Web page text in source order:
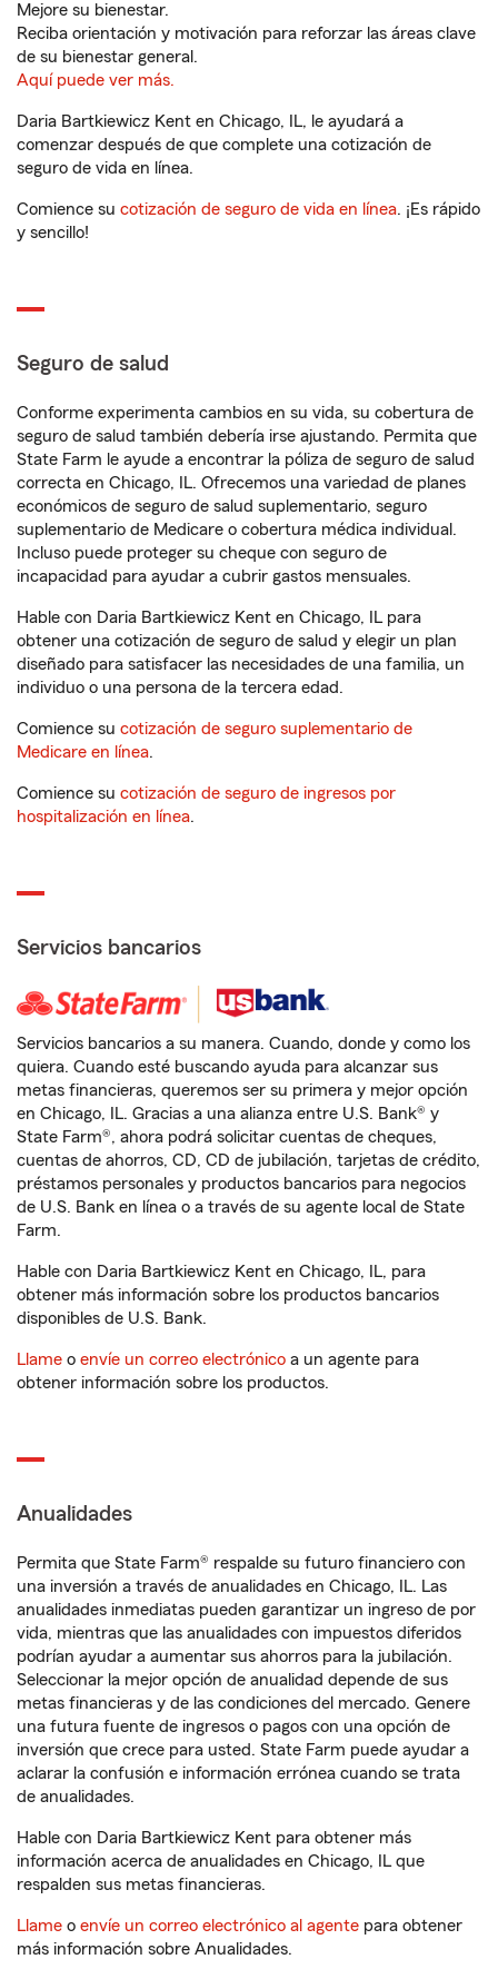
Mejore su bienestar.
Reciba orientación y motivación para reforzar las áreas clave
de su bienestar general.
Aquí puede ver más.
Daria Bartkiewicz Kent en Chicago, IL, le ayudará a
comenzar después de que complete una cotización de
seguro de vida en línea.
Comience su cotización de seguro de vida en línea. ¡Es rápido
y sencillo!
Seguro de salud
Conforme experimenta cambios en su vida, su cobertura de
seguro de salud también debería irse ajustando. Permita que
State Farm le ayude a encontrar la póliza de seguro de salud
correcta en Chicago, IL. Ofrecemos una variedad de planes
económicos de seguro de salud suplementario, seguro
suplementario de Medicare o cobertura médica individual.
Incluso puede proteger su cheque con seguro de
incapacidad para ayudar a cubrir gastos mensuales.
Hable con Daria Bartkiewicz Kent en Chicago, IL para
obtener una cotización de seguro de salud y elegir un plan
diseñado para satisfacer las necesidades de una familia, un
individuo o una persona de la tercera edad.
Comience su cotización de seguro suplementario de
Medicare en línea.
Comience su cotización de seguro de ingresos por
hospitalización en línea.
Servicios bancarios
Servicios bancarios a su manera. Cuando, donde y como los
quiera. Cuando esté buscando ayuda para alcanzar sus
metas financieras, queremos ser su primera y mejor opción
en Chicago, IL. Gracias a una alianza entre U.S. Bank® y
State Farm®, ahora podrá solicitar cuentas de cheques,
cuentas de ahorros, CD, CD de jubilación, tarjetas de crédito,
préstamos personales y productos bancarios para negocios
de U.S. Bank en línea o a través de su agente local de State
Farm.
Hable con Daria Bartkiewicz Kent en Chicago, IL, para
obtener más información sobre los productos bancarios
disponibles de U.S. Bank.
Llame o envíe un correo electrónico a un agente para
obtener información sobre los productos.
Anualidades
Permita que State Farm® respalde su futuro financiero con
una inversión a través de anualidades en Chicago, IL. Las
anualidades inmediatas pueden garantizar un ingreso de por
vida, mientras que las anualidades con impuestos diferidos
podrían ayudar a aumentar sus ahorros para la jubilación.
Seleccionar la mejor opción de anualidad depende de sus
metas financieras y de las condiciones del mercado. Genere
una futura fuente de ingresos o pagos con una opción de
inversión que crece para usted. State Farm puede ayudar a
aclarar la confusión e información errónea cuando se trata
de anualidades.
Hable con Daria Bartkiewicz Kent para obtener más
información acerca de anualidades en Chicago, IL que
respalden sus metas financieras.
Llame o envíe un correo electrónico al agente para obtener
más información sobre Anualidades.